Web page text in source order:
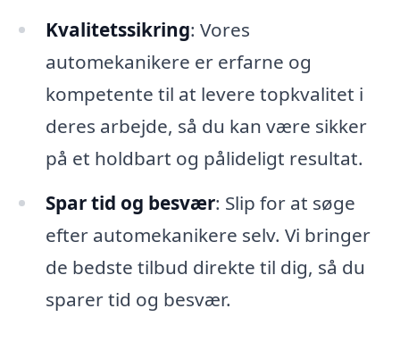
Kvalitetssikring: Vores
automekanikere er erfarne og
kompetente til at levere topkvalitet i
deres arbejde, så du kan være sikker
på et holdbart og pålideligt resultat.
Spar tid og besvær: Slip for at søge
efter automekanikere selv. Vi bringer
de bedste tilbud direkte til dig, så du
sparer tid og besvær.